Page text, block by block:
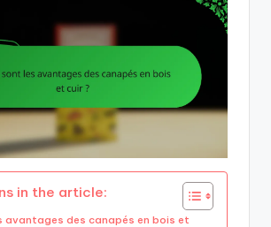
in the article:
avantages des canapés en bois et